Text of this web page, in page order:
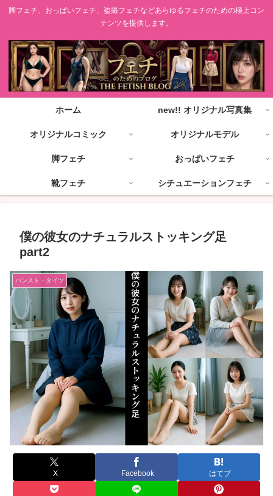
脚フェチ、おっぱいフェチ、盗撮フェチなどあらゆるフェチのための極上コン
テンツを提供します。
ホーム new!! オリジナル写真集
オリジナルコミック オリジナルモデル
脚フェチ おっぱいフェチ
靴フェチ シチュエーションフェチ
僕の彼女のナチュラルストッキング足
part2
パンスト・タイツ
X Facebook はてブ